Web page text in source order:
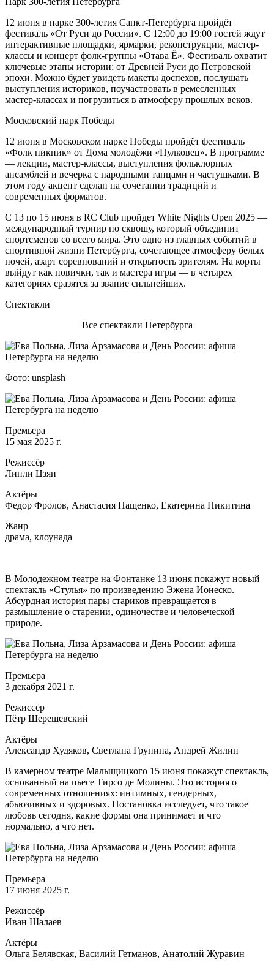
12 июня в парке 300-летия Санкт-Петербурга пройдёт
фестиваль «От Руси до России». С 12:00 до 19:00 гостей ждут
интерактивные площадки, ярмарки, реконструкции, мастер-
классы и концерт фолк-группы «Отава Ё». Фестиваль охватит
ключевые этапы истории: от Древней Руси до Петровской
эпохи. Можно будет увидеть макеты доспехов, послушать
выступления историков, поучаствовать в ремесленных
мастер-классах и погрузиться в атмосферу прошлых веков.
Московский парк Победы
12 июня в Московском парке Победы пройдёт фестиваль
«Фолк пикник» от Дома молодёжи «Пулковец». В программе
— лекции, мастер-классы, выступления фольклорных
ансамблей и вечерка с народными танцами и частушками. В
этом году акцент сделан на сочетании традиций и
современных форматов.
С 13 по 15 июня в RC Club пройдет White Nights Open 2025 —
международный турнир по сквошу, который объединит
спортсменов со всего мира. Это одно из главных событий в
спортивной жизни Петербурга, сочетающее атмосферу белых
ночей, азарт соревнований и открытость зрителям. На корты
выйдут как новички, так и мастера игры — в четырех
категориях сразятся за звание сильнейших.
Спектакли
Все спектакли Петербурга
Фото: unsplash
Премьера
15 мая 2025 г.
Режиссёр
Линли Цзян
Актёры
Федор Фролов, Анастасия Пащенко, Екатерина Никитина
Жанр
драма, клоунада
В Молодежном театре на Фонтанке 13 июня покажут новый
спектакль «Стулья» по произведению Эжена Ионеско.
Абсурдная история пары стариков превращается в
размышление о старении, одиночестве и человеческой
природе.
Премьера
3 декабря 2021 г.
Режиссёр
Пётр Шерешевский
Актёры
Александр Худяков, Светлана Грунина, Андрей Жилин
В камерном театре Малыщицкого 15 июня покажут спектакль,
основанный на пьесе Тирсо де Молины. Это история о
современных отношениях: интимных, гендерных,
абьюзивных и здоровых. Постановка исследует, что такое
любовь сегодня, какие формы она принимает и что
нормально, а что нет.
Премьера
17 июня 2025 г.
Режиссёр
Иван Шалаев
Актёры
Ольга Белявская, Василий Гетманов, Анатолий Журавин